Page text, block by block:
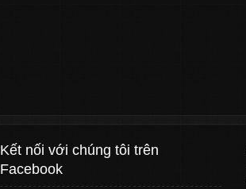
Kết nối với chúng tôi trên
Facebook